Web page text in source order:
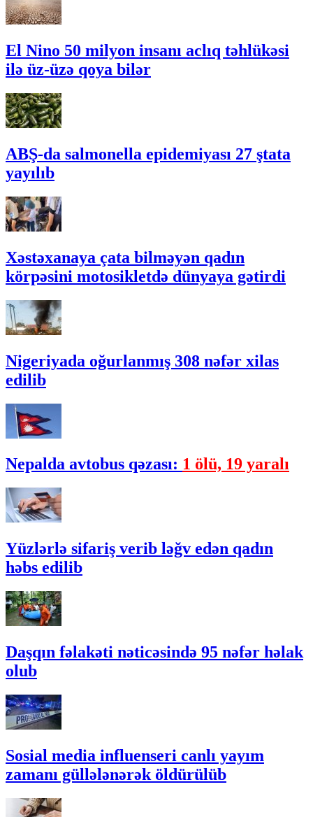
El Nino 50 milyon insanı aclıq təhlükəsi
ilə üz-üzə qoya bilər
ABŞ-da salmonella epidemiyası 27 ştata
yayılıb
Xəstəxanaya çata bilməyən qadın
körpəsini motosikletdə dünyaya gətirdi
Nigeriyada oğurlanmış 308 nəfər xilas
edilib
Nepalda avtobus qəzası: 1 ölü, 19 yaralı
Yüzlərlə sifariş verib ləğv edən qadın
həbs edilib
Daşqın fəlakəti nəticəsində 95 nəfər həlak
olub
Sosial media influenseri canlı yayım
zamanı güllələnərək öldürülüb